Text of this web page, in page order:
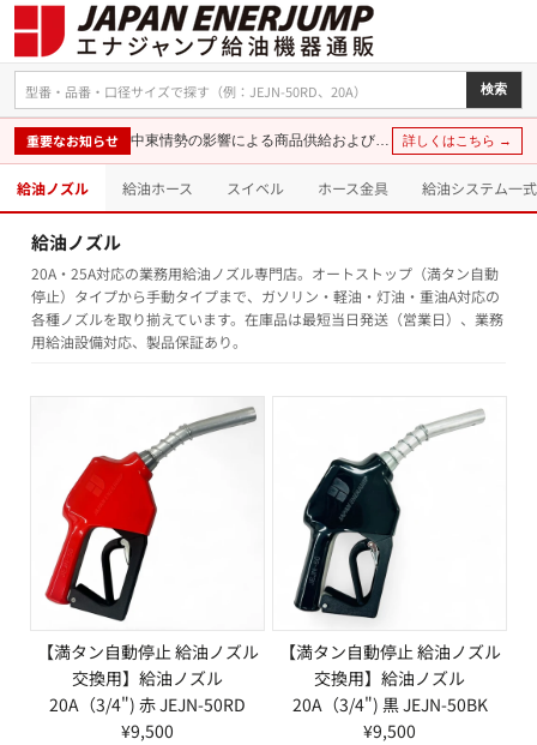
検索
重要なお知らせ 中東情勢の影響による商品供給および価格に関するお知らせ 詳しくはこちら →
給油ノズル 給油ホース スイベル ホース金具 給油システム一式
給油ノズル
20A・25A対応の業務用給油ノズル専門店。オートストップ（満タン自動
停止）タイプから手動タイプまで、ガソリン・軽油・灯油・重油A対応の
各種ノズルを取り揃えています。在庫品は最短当日発送（営業日）、業務
用給油設備対応、製品保証あり。
【満タン自動停止 給油ノズル
交換用】給油ノズル
20A（3/4") 赤 JEJN-50RD
¥9,500
【満タン自動停止 給油ノズル
交換用】給油ノズル
20A（3/4") 黒 JEJN-50BK
¥9,500